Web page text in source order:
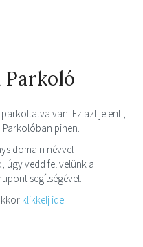
Parkoló
van. Ez azt jelenti,
pihen.
domain névvel
úgy vedd fel velünk a
segítségével.
klikkelj ide...